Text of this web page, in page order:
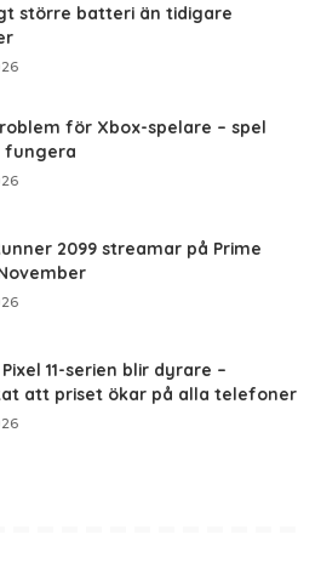
större batteri än tidigare
för Xbox-spelare – spel
fungera
2099 streamar på Prime
11-serien blir dyrare –
att priset ökar på alla telefoner